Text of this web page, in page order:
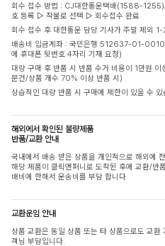
회수 접수 방법 : CJ대한통운택배(1588-
호 등록 ▷ 착불로 선택 ▷ 회수접수 완료
회수 접수 후 대한통운 담당 기사가 주말 제외
배송비 입금계좌 : 국민은행 512637-01-
에 휴대폰 뒷번호 4자리 기재 요청)
대량 구매 후 반품 시 반품 수거 비용이 1만원
문건/상품 개수 70% 이상 반품 시)
상습적인 대량 반품 시 구매에 제한이 있을 수 있
해외에서 확인된 불량제품
반품/교환 안내
국내에서 배송 받은 상품을 개인적으로 해외에
해당 제품이 클릭앤퍼니로 도착된 후에 교환/반
배비에 한해서 운송비를 부담 합니다
교환운임 안내
상품 교환은 동일 상품 또는 타 상품으로도 교
객님 부담입니다.